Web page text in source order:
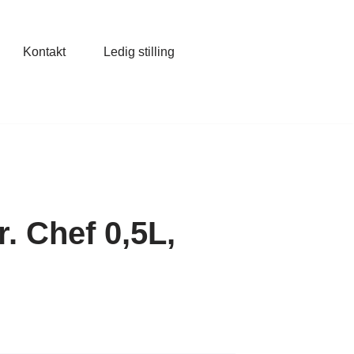
Kontakt
Ledig stilling
Chef 0,5L,